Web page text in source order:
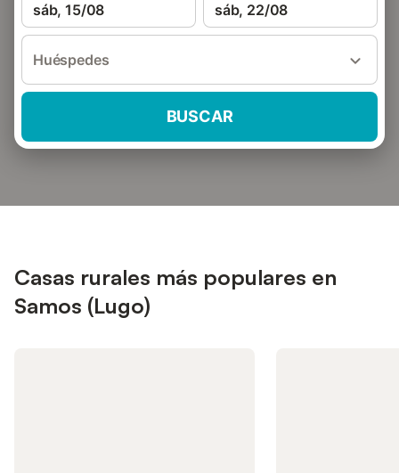
sáb, 15/08 sáb, 22/08
Huéspedes
BUSCAR
Casas rurales más populares en
Samos (Lugo)